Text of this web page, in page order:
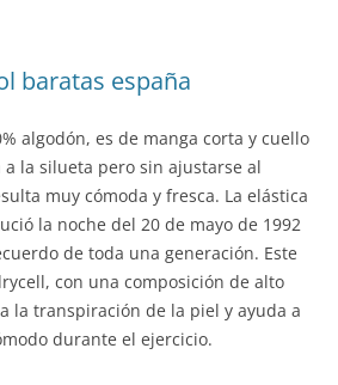
baratas españa
algodón, es de manga corta y cuello
la silueta pero sin ajustarse al
muy cómoda y fresca. La elástica
la noche del 20 de mayo de 1992
de toda una generación. Este
con una composición de alto
la transpiración de la piel y ayuda a
durante el ejercicio.